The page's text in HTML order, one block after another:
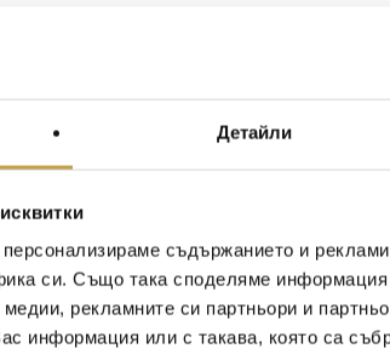
Детайли
съдържанието и
си. Също така споделяме информация
рекламните си партньори и
информация или с такава, която са
Чашата